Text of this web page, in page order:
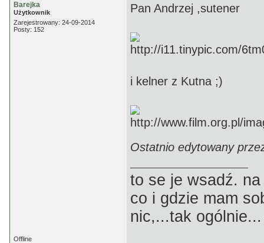
Barejka
Użytkownik
Zarejestrowany: 24-09-2014
Posty: 152
Pan Andrzej ,sutener
i kelner z Kutna ;)
Ostatnio edytowany
to se je wsadź. na
co i gdzie mam
nic,...tak ogólnie...
Offline